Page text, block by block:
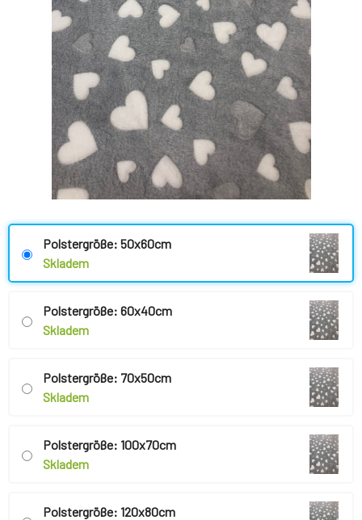
Polstergröße: 50x60cm
Skladem
Polstergröße: 60x40cm
Skladem
Polstergröße: 70x50cm
Skladem
Polstergröße: 100x70cm
Skladem
Polstergröße: 120x80cm